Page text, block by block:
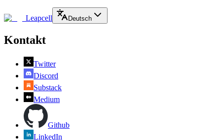
Leapcell Deutsch
Kontakt
Twitter
Discord
Substack
Medium
Github
LinkedIn